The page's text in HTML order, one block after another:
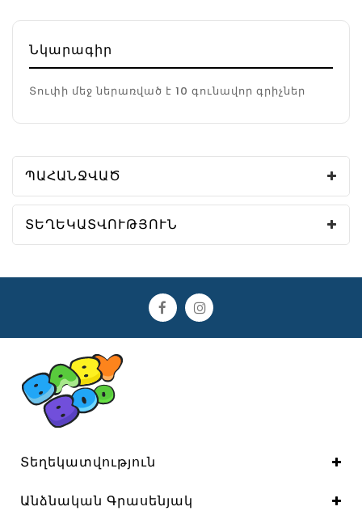
Նկարագիր
Տուփի մեջ ներառված է 10 գունավոր գրիչներ
ՊԱՀԱՆՋՎԱԾ
ՏԵՂԵԿԱՏՎՈՒԹՅՈՒՆ
Տեղեկատվություն
Անձնական Գրասենյակ